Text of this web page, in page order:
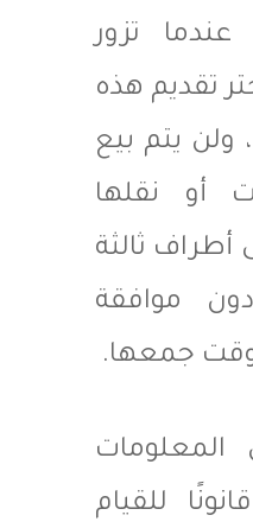
تزور
تقديم هذه
ولن يتم بيع
أو نقلها
أطراف ثالثة
موافقة
جمعها.
للقيام